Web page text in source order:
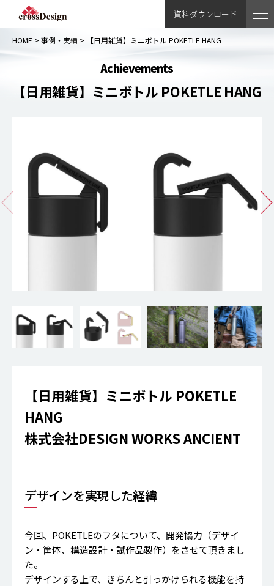
資料ダウンロード
HOME > 事例・実績 > 【日用雑貨】ミニボトル POKETLE HANG
Achievements
【日用雑貨】ミニボトル POKETLE HANG
【日用雑貨】ミニボトル POKETLE
HANG
株式会社DESIGN WORKS ANCIENT
デザインを実現した経緯
今回、POKETLEのフタについて、開発協力（デザイ
ン・筐体、構造設計・試作品製作）をさせて頂きまし
た。
デザインする上で、きちんと引っかけられる機能を持